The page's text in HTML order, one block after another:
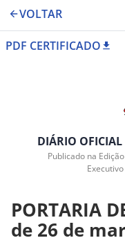
VOLTAR
PDF CERTIFICADO
DIÁRIO
Publicado na
PORTARIA
de 26 de